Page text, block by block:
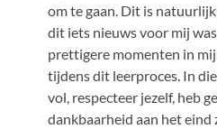
om te gaan. Dit is
dit iets nieuws voor mij
prettigere momenten in
tijdens dit leerproces. In
vol, respecteer jezelf, heb
dankbaarheid aan het eind